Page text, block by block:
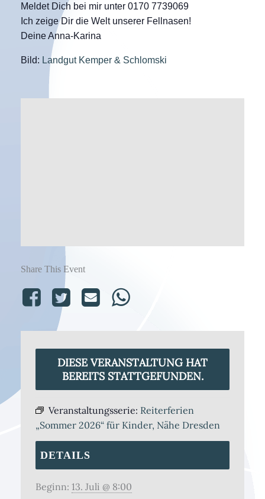
Meldet Dich bei mir unter 0170 7739069
Ich zeige Dir die Welt unserer Fellnasen!
Deine Anna-Karina
Bild: Landgut Kemper & Schlomski
Share This Event
DIESE VERANSTALTUNG HAT
BEREITS STATTGEFUNDEN.
Veranstaltungsserie: Reiterferien
„Sommer 2026“ für Kinder, Nähe Dresden
DETAILS
Beginn: 13. Juli @ 8:00